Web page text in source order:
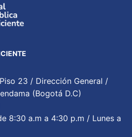
23 / Dirección General /
(Bogotá D.C)
8:30 a.m a 4:30 p.m / Lunes a